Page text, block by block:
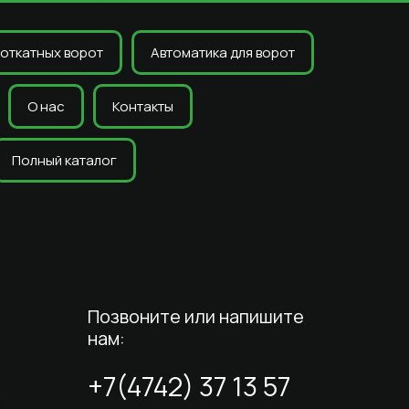
ворот Автоматика для ворот
О нас Контакты
Полный каталог
Позвоните или напишите
нам:
+7(4742) 37 13 57